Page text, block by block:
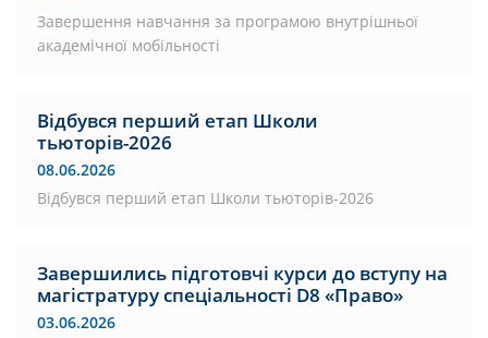
Завершення навчання за програмою внутрішньої
академічної мобільності
Відбувся перший етап Школи
тьюторів-2026
08.06.2026
Відбувся перший етап Школи тьюторів-2026
Завершились підготовчі курси до вступу на
магістратуру спеціальності D8 «Право»
03.06.2026